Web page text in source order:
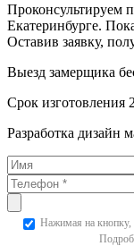
Проконсультируем
Екатеринбурге.
Оставив заявку,
Выезд замерщика
Срок изготовления
Разработка дизайн
Нажимая на кнопку,